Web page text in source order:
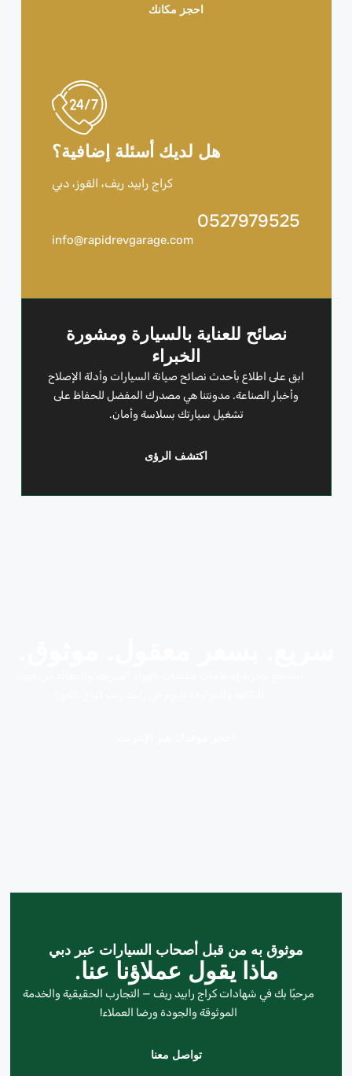
احجز مكانك
هل لديك أسئلة إضافية؟
كراج رابيد ريف، القوز، دبي
0527979525
info@rapidrevgarage.com
نصائح للعناية بالسيارة ومشورة
الخبراء
ابق على اطلاع بأحدث نصائح صيانة السيارات وأدلة الإصلاح
وأخبار الصناعة. مدونتنا هي مصدرك المفضل للحفاظ على
تشغيل سيارتك بسلاسة وأمان.
اكتشف الرؤى
موثوق به من قبل أصحاب السيارات عبر دبي
ماذا يقول عملاؤنا عنا.
مرحبًا بك في شهادات كراج رابيد ريف — التجارب الحقيقية والخدمة
الموثوقة والجودة ورضا العملاء!
تواصل معنا